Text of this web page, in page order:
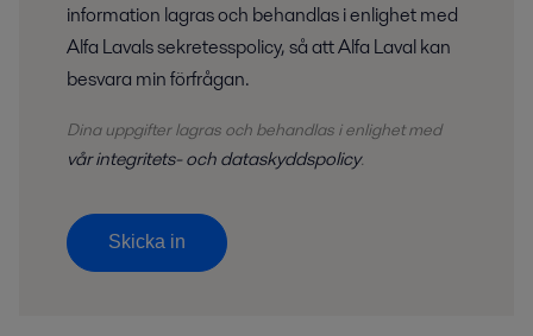
information lagras och behandlas i enlighet med
Alfa Lavals sekretesspolicy, så att Alfa Laval kan
besvara min förfrågan.
Dina uppgifter lagras och behandlas i enlighet med
vår integritets- och dataskyddspolicy.
Skicka in